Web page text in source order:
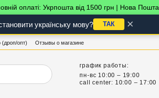
оплаті: Укрпошта від 1500 грн | Нова
українську мову? ТАК ×
(дроп/опт) Отзывы о магазине
график работы:
пн-вс 10:00 – 19:00
call center: 10:00 – 17:00